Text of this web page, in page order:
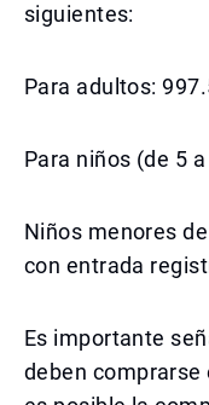
siguientes:
Para adultos:
Para niños (de 5
Niños menores
con entrada
Es importante
deben comprarse